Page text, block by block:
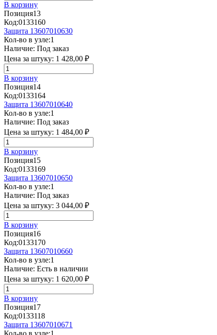
В корзину
Позиция13
Код:0133160
Защита 13607010630
Кол-во в узле:1
Наличие: Под заказ
Цена за штуку: 1 428,00 ₽
В корзину
Позиция14
Код:0133164
Защита 13607010640
Кол-во в узле:1
Наличие: Под заказ
Цена за штуку: 1 484,00 ₽
В корзину
Позиция15
Код:0133169
Защита 13607010650
Кол-во в узле:1
Наличие: Под заказ
Цена за штуку: 3 044,00 ₽
В корзину
Позиция16
Код:0133170
Защита 13607010660
Кол-во в узле:1
Наличие: Есть в наличии
Цена за штуку: 1 620,00 ₽
В корзину
Позиция17
Код:0133118
Защита 13607010671